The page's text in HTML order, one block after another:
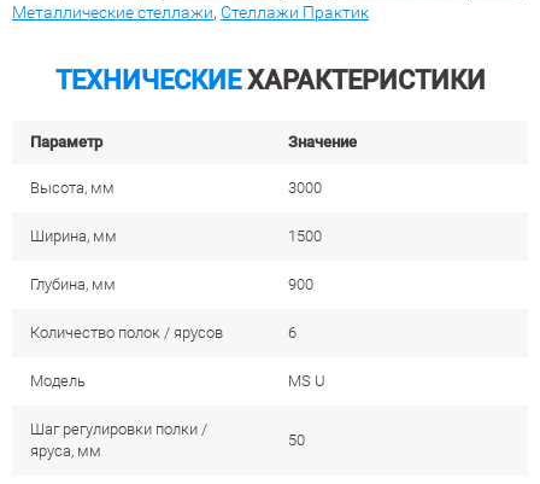
Металлические стеллажи, Стеллажи Практик
ТЕХНИЧЕСКИЕХАРАКТЕРИСТИКИ
Параметр Значение
Высота, мм 3000
Ширина, мм 1500
Глубина, мм 900
Количество полок / ярусов 6
Модель MS U
Шаг регулировки полки /
яруса, мм
50